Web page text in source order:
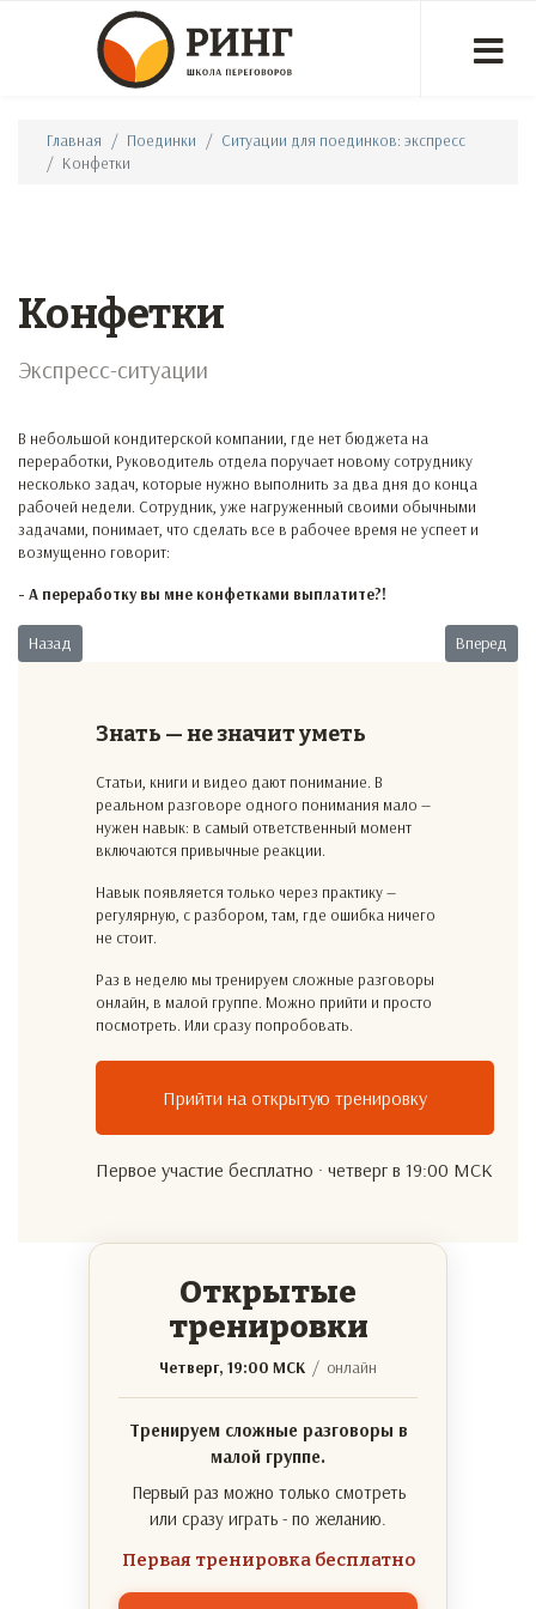
Главная Поединки
Ситуации для поединков: экспресс
Конфетки
Конфетки
Экспресс-ситуации
В небольшой кондитерской компании, где нет бюджета на
переработки, Руководитель отдела поручает новому сотруднику
несколько задач, которые нужно выполнить за два дня до конца
рабочей недели. Сотрудник, уже нагруженный своими обычными
задачами, понимает, что сделать все в рабочее время не успеет и
возмущенно говорит:
- А переработку вы мне конфетками выплатите?!
Предыдущий: Конструктив
Назад Вперед
Знать — не значит уметь
Статьи, книги и видео дают понимание. В
реальном разговоре одного понимания мало —
нужен навык: в самый ответственный момент
включаются привычные реакции.
Навык появляется только через практику —
регулярную, с разбором, там, где ошибка ничего
не стоит.
Раз в неделю мы тренируем сложные разговоры
онлайн, в малой группе. Можно прийти и просто
посмотреть. Или сразу попробовать.
Прийти на открытую тренировку
Первое участие бесплатно · четверг в 19:00 МСК
Открытые
тренировки
Четверг, 19:00 МСК / онлайн
Тренируем сложные разговоры в
малой группе.
Первый раз можно только смотреть
или сразу играть - по желанию.
Первая тренировка бесплатно